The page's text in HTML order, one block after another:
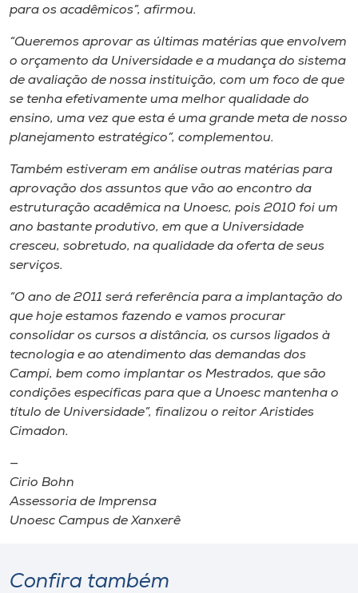
Rádio
Museu
Unoesc
Store
Selecione
A+
A-
para os acadêmicos”, afirmou.
“Queremos aprovar as últimas matérias que envolvem
o orçamento da Universidade e a mudança do sistema
de avaliação de nossa instituição, com um foco de que
se tenha efetivamente uma melhor qualidade do
ensino, uma vez que esta é uma grande meta de nosso
planejamento estratégico”, complementou.
Também estiveram em análise outras matérias para
aprovação dos assuntos que vão ao encontro da
estruturação acadêmica na Unoesc, pois 2010 foi um
ano bastante produtivo, em que a Universidade
cresceu, sobretudo, na qualidade da oferta de seus
serviços.
“O ano de 2011 será referência para a implantação do
que hoje estamos fazendo e vamos procurar
consolidar os cursos a distância, os cursos ligados à
tecnologia e ao atendimento das demandas dos
Campi, bem como implantar os Mestrados, que são
condições específicas para que a Unoesc mantenha o
título de Universidade”, finalizou o reitor Aristides
Cimadon.
—
Cirio Bohn
Assessoria de Imprensa
Unoesc Campus de Xanxerê
Confira também